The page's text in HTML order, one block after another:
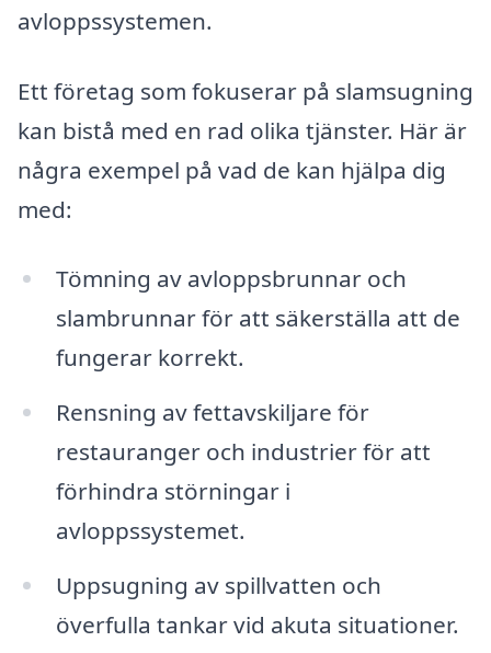
avloppssystemen.
Ett företag som fokuserar på slamsugning
kan bistå med en rad olika tjänster. Här är
några exempel på vad de kan hjälpa dig
med:
Tömning av avloppsbrunnar och
slambrunnar för att säkerställa att de
fungerar korrekt.
Rensning av fettavskiljare för
restauranger och industrier för att
förhindra störningar i
avloppssystemet.
Uppsugning av spillvatten och
överfulla tankar vid akuta situationer.